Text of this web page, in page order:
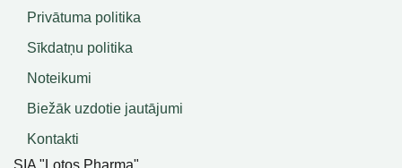
Privātuma politika
Sīkdatņu politika
Noteikumi
Biežāk uzdotie jautājumi
Kontakti
SIA "Lotos Pharma"